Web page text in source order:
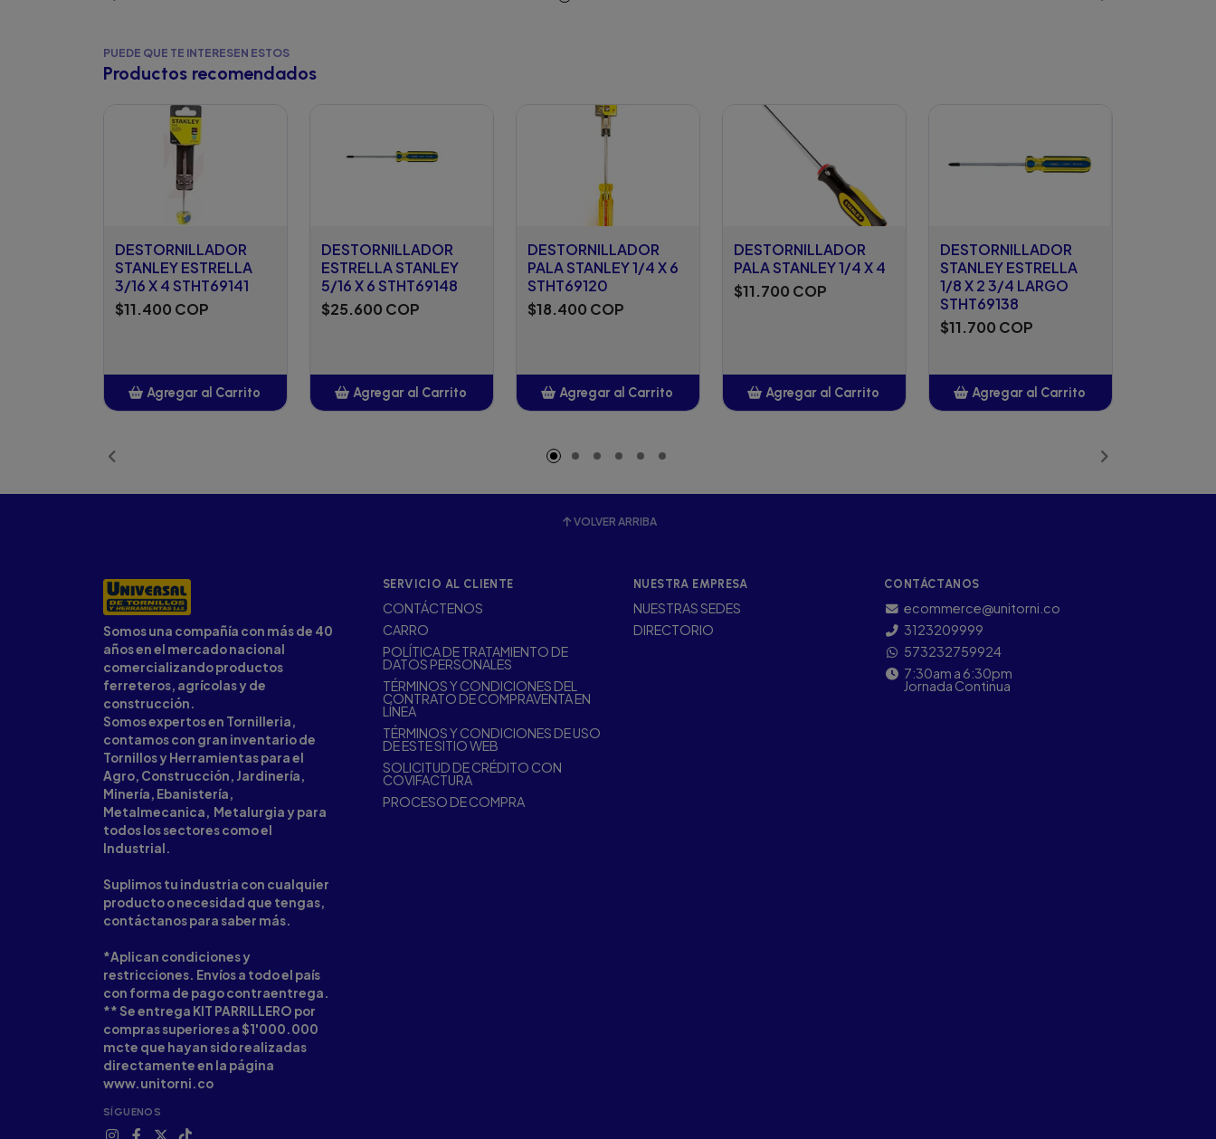
PUEDE QUE TE INTERESEN ESTOS
Productos recomendados
DESTORNILLADOR
STANLEY ESTRELLA
3/16 X 4 STHT69141
$11.400 COP
Agregar al Carrito
DESTORNILLADOR
ESTRELLA STANLEY
5/16 X 6 STHT69148
$25.600 COP
Agregar al Carrito
DESTORNILLADOR
PALA STANLEY 1/4 X 6
STHT69120
$18.400 COP
Agregar al Carrito
DESTORNILLADOR
PALA STANLEY 1/4 X 4
$11.700 COP
Agregar al Carrito
DESTORNILLADOR
STANLEY ESTRELLA
1/8 X 2 3/4 LARGO
STHT69138
$11.700 COP
Agregar al Carrito
VOLVER ARRIBA
Somos una compañía con más de 40
años en el mercado nacional
comercializando productos
ferreteros, agrícolas y de
construcción.
Somos expertos en Tornilleria,
contamos con gran inventario de
Tornillos y Herramientas para el
Agro, Construcción, Jardinería,
Minería, Ebanistería,
Metalmecanica, Metalurgia y para
todos los sectores como el
Industrial.
Suplimos tu industria con cualquier
producto o necesidad que tengas,
contáctanos para saber más.
*Aplican condiciones y
restricciones. Envíos a todo el país
con forma de pago contraentrega.
** Se entrega KIT PARRILLERO por
compras superiores a $1'000.000
mcte que hayan sido realizadas
directamente en la página
www.unitorni.co
SÍGUENOS
SERVICIO AL CLIENTE
CONTÁCTENOS
CARRO
POLÍTICA DE TRATAMIENTO DE
DATOS PERSONALES
TÉRMINOS Y CONDICIONES DEL
CONTRATO DE COMPRAVENTA EN
LÍNEA
TÉRMINOS Y CONDICIONES DE USO
DE ESTE SITIO WEB
SOLICITUD DE CRÉDITO CON
COVIFACTURA
PROCESO DE COMPRA
NUESTRA EMPRESA
NUESTRAS SEDES
DIRECTORIO
CONTÁCTANOS
ecommerce@unitorni.co
3123209999
573232759924
7:30am a 6:30pm
Jornada Continua